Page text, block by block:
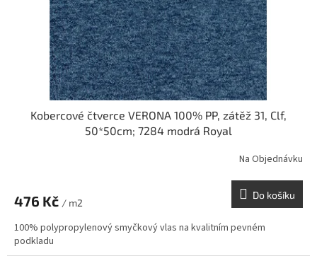
Kobercové čtverce VERONA 100% PP, zátěž 31, Clf,
50*50cm; 7284 modrá Royal
Na Objednávku
476 Kč / m2
Do košíku
100% polypropylenový smyčkový vlas na kvalitním pevném
podkladu